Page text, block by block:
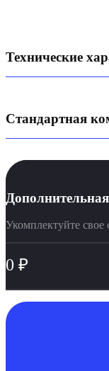
Технические
Стандартная
Укомплектуйте
0 ₽